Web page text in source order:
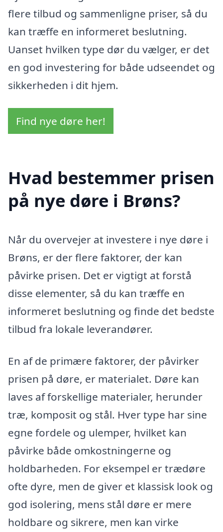
flere tilbud og sammenligne priser, så du
kan træffe en informeret beslutning.
Uanset hvilken type dør du vælger, er det
en god investering for både udseendet og
sikkerheden i dit hjem.
Find nye døre her!
Hvad bestemmer prisen
på nye døre i Brøns?
Når du overvejer at investere i nye døre i
Brøns, er der flere faktorer, der kan
påvirke prisen. Det er vigtigt at forstå
disse elementer, så du kan træffe en
informeret beslutning og finde det bedste
tilbud fra lokale leverandører.
En af de primære faktorer, der påvirker
prisen på døre, er materialet. Døre kan
laves af forskellige materialer, herunder
træ, komposit og stål. Hver type har sine
egne fordele og ulemper, hvilket kan
påvirke både omkostningerne og
holdbarheden. For eksempel er trædøre
ofte dyre, men de giver et klassisk look og
god isolering, mens stål døre er mere
holdbare og sikrere, men kan virke